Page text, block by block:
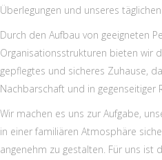
Überlegungen und unseres
Durch den Aufbau von geeigneten
Organisationsstrukturen bieten wir
gepflegtes und sicheres Zuhause,
Nachbarschaft und in gegenseitiger
Wir machen es uns zur Aufgabe,
in einer familiären Atmosphäre
angenehm zu gestalten. Für uns ist